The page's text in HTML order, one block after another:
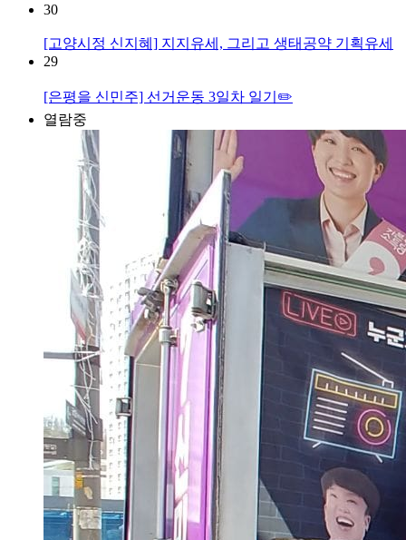
30
[고양시정 신지혜] 지지유세, 그리고 생태공약 기획유세
29
[은평을 신민주] 선거운동 3일차 일기✏️
열람중